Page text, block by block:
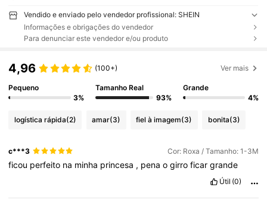
Vendido e enviado pelo vendedor profissional: SHEIN
Informações e obrigações do vendedor
Para denunciar este vendedor e/ou produto
4,96 (100+) Ver mais
Pequeno
3%
Tamanho Real
93%
Grande
4%
logística rápida(2) amar(3) fiel à imagem(3) bonita(3)
c***3 Cor: Roxa / Tamanho: 1-3M
ficou perfeito na minha princesa , penaogirroficargrande
Útil (0)